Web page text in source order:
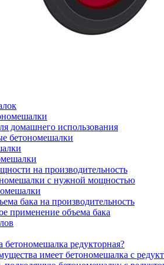
домашнего использования
бетономешалки
на производительность
с нужной мощностью
бака на производительность
применение объема бака
бетономешалка редукторная?
имеет бетономешалка с